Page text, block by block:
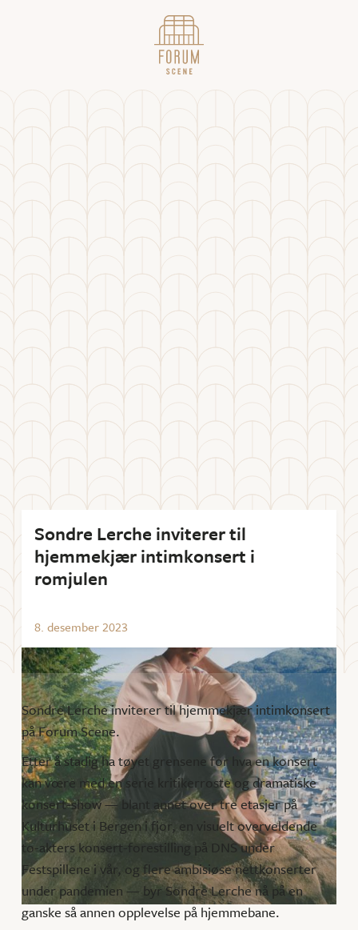
Sondre Lerche inviterer til
hjemmekjær intimkonsert i
romjulen
8. desember2023
Sondre Lerche inviterer til hjemmekjær intimkonsert
på Forum Scene.
Etter å stadig ha tøyet grensene for hva en konsert
kan vœre med en serie kritikerroste og dramatiske
konsert-show — blant annet over tre etasjer på
Kulturhuset i Bergen i fjor, en visuelt overveldende
to-akters konsert-forestilling på DNS under
Festspillene i vår, og flere ambisiøse nettkonserter
under pandemien — byr Sondre Lerche nå på en
ganske så annen opplevelse på hjemmebane.